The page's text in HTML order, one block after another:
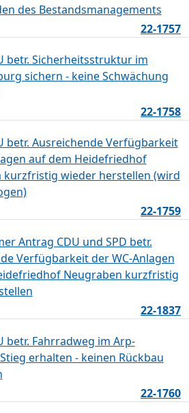
des Bestandsmanagements
22-1757
betr. Sicherheitsstruktur im
sichern - keine Schwächung
22-1758
betr. Ausreichende Verfügbarkeit
auf dem Heidefriedhof
kurzfristig wieder herstellen (wird
22-1759
Antrag CDU und SPD betr.
Verfügbarkeit der WC-Anlagen
Neugraben kurzfristig
22-1837
betr. Fahrradweg im Arp-
erhalten - keinen Rückbau
22-1760